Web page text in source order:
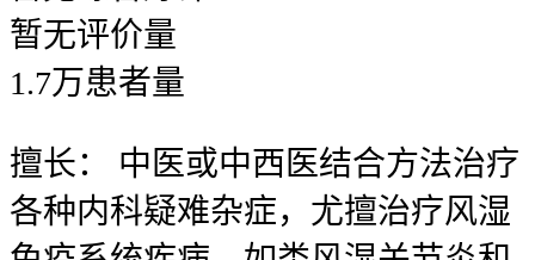
暂无评价量
1.7万患者量
擅长：
中医或中西医结合方法治疗
各种内科疑难杂症，尤擅治疗风湿